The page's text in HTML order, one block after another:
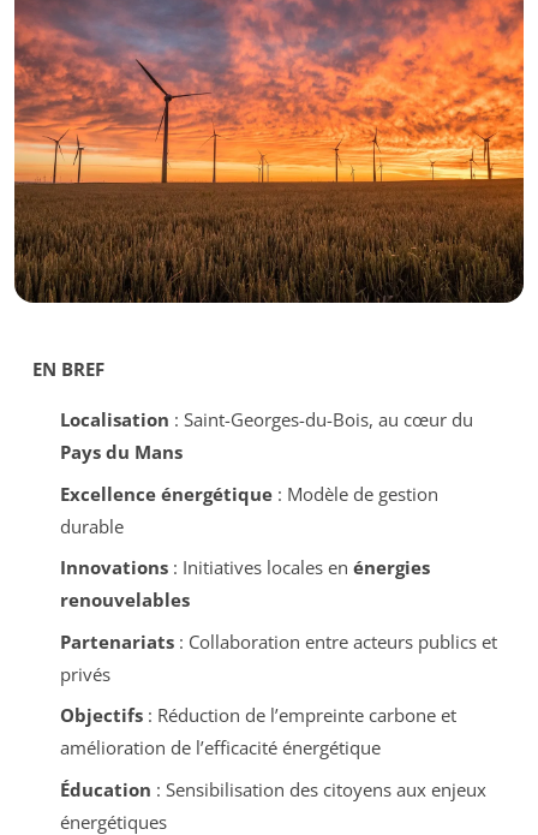
EN BREF
Localisation : Saint-Georges-du-Bois, au cœur du
Pays du Mans
Excellence énergétique: Modèle de gestion
durable
Innovations: Initiatives locales en énergies
renouvelables
Partenariats: Collaboration entre acteurs publics et
privés
Objectifs: Réduction de l’empreinte carbone et
amélioration de l’efficacité énergétique
Éducation : Sensibilisation des citoyens aux enjeux
énergétiques